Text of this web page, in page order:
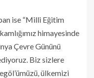
ise “Milli Eğitim
himayesinde
Çevre Gününü
Biz sizlere
ülkemizi